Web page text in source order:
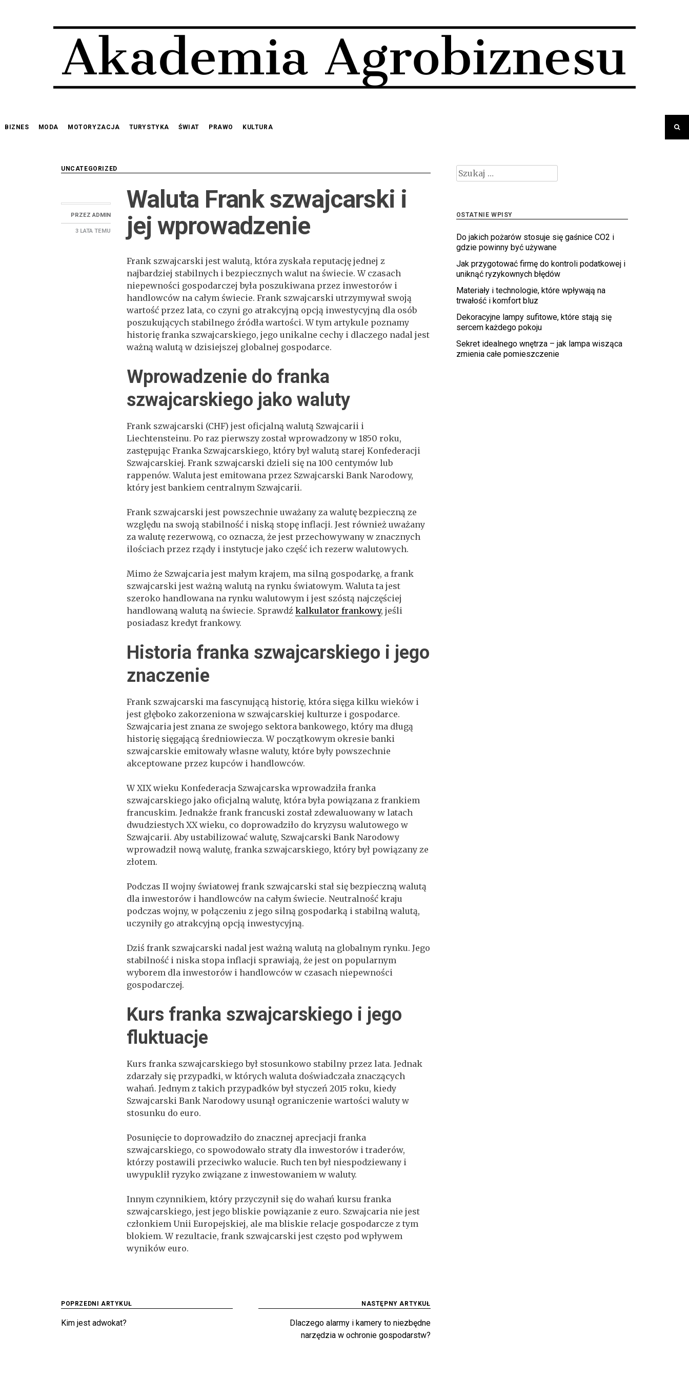
BIZNES MODA MOTORYZACJA TURYSTYKA ŚWIAT PRAWO KULTURA
UNCATEGORIZED
PRZEZADMIN
3 LATA TEMU
Waluta Frank szwajcarski i
jej wprowadzenie
Frank szwajcarski jest walutą, która zyskała reputację jednej z
najbardziej stabilnych i bezpiecznych walut na świecie. W czasach
niepewności gospodarczej była poszukiwana przez inwestorów i
handlowców na całym świecie. Frank szwajcarski utrzymywał swoją
wartość przez lata, co czyni go atrakcyjną opcją inwestycyjną dla osób
poszukujących stabilnego źródła wartości. W tym artykule poznamy
historię franka szwajcarskiego, jego unikalne cechy i dlaczego nadal jest
ważną walutą w dzisiejszej globalnej gospodarce.
Wprowadzenie do franka
szwajcarskiego jako waluty
Frank szwajcarski (CHF) jest oficjalną walutą Szwajcarii i
Liechtensteinu. Po raz pierwszy został wprowadzony w 1850 roku,
zastępując Franka Szwajcarskiego, który był walutą starej Konfederacji
Szwajcarskiej. Frank szwajcarski dzieli się na 100 centymów lub
rappenów. Waluta jest emitowana przez Szwajcarski Bank Narodowy,
który jest bankiem centralnym Szwajcarii.
Frank szwajcarski jest powszechnie uważany za walutę bezpieczną ze
względu na swoją stabilność i niską stopę inflacji. Jest również uważany
za walutę rezerwową, co oznacza, że jest przechowywany w znacznych
ilościach przez rządy i instytucje jako część ich rezerw walutowych.
Mimo że Szwajcaria jest małym krajem, ma silną gospodarkę, a frank
szwajcarski jest ważną walutą na rynku światowym. Waluta ta jest
szeroko handlowana na rynku walutowym i jest szóstą najczęściej
handlowaną walutą na świecie. Sprawdźkalkulator frankowy, jeśli
posiadasz kredyt frankowy.
Historia franka szwajcarskiego i jego
znaczenie
Frank szwajcarski ma fascynującą historię, która sięga kilku wieków i
jest głęboko zakorzeniona w szwajcarskiej kulturze i gospodarce.
Szwajcaria jest znana ze swojego sektora bankowego, który ma długą
historię sięgającą średniowiecza. W początkowym okresie banki
szwajcarskie emitowały własne waluty, które były powszechnie
akceptowane przez kupców i handlowców.
W XIX wieku Konfederacja Szwajcarska wprowadziła franka
szwajcarskiego jako oficjalną walutę, która była powiązana z frankiem
francuskim. Jednakże frank francuski został zdewaluowany w latach
dwudziestych XX wieku, co doprowadziło do kryzysu walutowego w
Szwajcarii. Aby ustabilizować walutę, Szwajcarski Bank Narodowy
wprowadził nową walutę, franka szwajcarskiego, który był powiązany ze
złotem.
Podczas II wojny światowej frank szwajcarski stał się bezpieczną walutą
dla inwestorów i handlowców na całym świecie. Neutralność kraju
podczas wojny, w połączeniu z jego silną gospodarką i stabilną walutą,
uczyniły go atrakcyjną opcją inwestycyjną.
Dziś frank szwajcarski nadal jest ważną walutą na globalnym rynku. Jego
stabilność i niska stopa inflacji sprawiają, że jest on popularnym
wyborem dla inwestorów i handlowców w czasach niepewności
gospodarczej.
Kurs franka szwajcarskiego i jego
fluktuacje
Kurs franka szwajcarskiego był stosunkowo stabilny przez lata. Jednak
zdarzały się przypadki, w których waluta doświadczała znaczących
wahań. Jednym z takich przypadków był styczeń 2015 roku, kiedy
Szwajcarski Bank Narodowy usunął ograniczenie wartości waluty w
stosunku do euro.
Posunięcie to doprowadziło do znacznej aprecjacji franka
szwajcarskiego, co spowodowało straty dla inwestorów i traderów,
którzy postawili przeciwko walucie. Ruch ten był niespodziewany i
uwypuklił ryzyko związane z inwestowaniem w waluty.
Innym czynnikiem, który przyczynił się do wahań kursu franka
szwajcarskiego, jest jego bliskie powiązanie z euro. Szwajcaria nie jest
członkiem Unii Europejskiej, ale ma bliskie relacje gospodarcze z tym
blokiem. W rezultacie, frank szwajcarski jest często pod wpływem
wyników euro.
Nawigacja
wpisu
POPRZEDNI ARTYKUŁ
Kim jest adwokat?
NASTĘPNY ARTYKUŁ
Dlaczego alarmy i kamery to niezbędne
narzędzia w ochronie gospodarstw?
Szukaj:
OSTATNIE WPISY
Do jakich pożarów stosuje się gaśnice CO2 i
gdzie powinny być używane
Jak przygotować firmę do kontroli podatkowej i
uniknąć ryzykownych błędów
Materiały i technologie, które wpływają na
trwałość i komfort bluz
Dekoracyjne lampy sufitowe, które stają się
sercem każdego pokoju
Sekret idealnego wnętrza – jak lampa wisząca
zmienia całe pomieszczenie